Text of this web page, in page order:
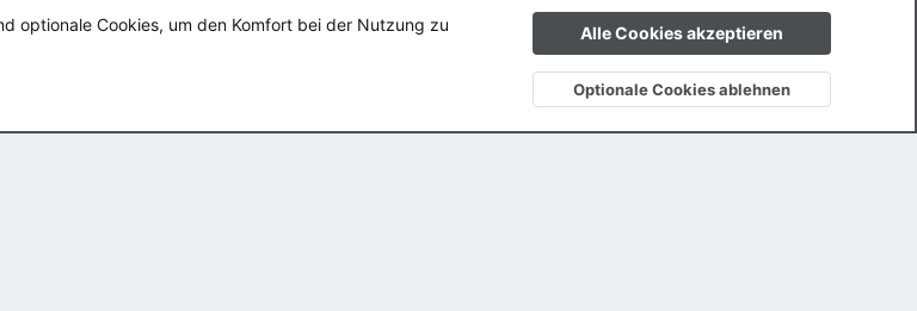
Nutzungsbedingungen Datenschutz Hilfe und Impressum Start
R
Oben
optionale Cookies, um den Komfort bei der Nutzung zu
Alle Cookies akzeptieren
Optionale Cookies ablehnen